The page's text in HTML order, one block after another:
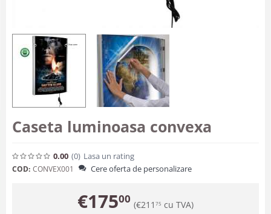
Caseta luminoasa convexa
0.00 (0) Lasa un rating
COD: CONVEX001 Cere oferta de personalizare
€17500 (€211 75 cu TVA)